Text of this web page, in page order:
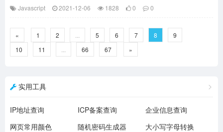
Javascript 2021-12-06 1828 0 0
« 1 2 5 6 7 8
9
10
11 66 67 »
实用工具
IP地址查询 ICP备案查询
企业信息查询
网页常用颜色
随机密码生成器
大小写字母转换